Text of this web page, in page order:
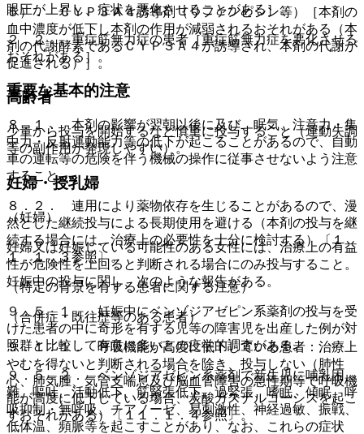
５）． ＣＹＰ３Ａ４誘導剤（リファンピシン等）［本剤の
血中濃度が低下し本剤の作用が減弱されるおそれがある（本
剤の代謝酵素であるＣＹＰ３Ａ４が誘導され、本剤の代謝が
促進される）］。
高齢者
少量から投与を開始するなど慎重に投与すること（運動失調
等の副作用が発現しやすい）。
妊婦・授乳婦
（妊婦）
妊婦又は妊娠している可能性のある女性には、治療上の有益
性が危険性を上回ると判断される場合にのみ投与すること。
妊娠中の投与に関し、次のような報告がある。
９．５．１． 妊娠中にベンゾジアゼピン系薬剤の投与を受
けた患者の中に奇形を有する児等の障害児を出産した例が対
照群と比較して有意に多いとの疫学的調査がある。
９．５．２． ベンゾジアゼピン系薬剤で新生児に哺乳困
難、嘔吐、活動低下、筋緊張低下、過緊張、嗜眠、傾眠、呼
吸抑制・無呼吸、チアノーゼ、易刺激性、神経過敏、振戦、
低体温、頻脈等を起こすことがあり、なお、これらの症状
眼圧が上昇し、症状を悪化させることがある］。
２．２． 重症筋無力症の患者［重症筋無力症を悪化させる
おそれがある］。
重要な基本的注意
８．１． 本剤の影響が翌朝以後に及び、眠気、注意力・集
中力・反射運動能力等の低下が起こることがあるので、自動
車の運転等の危険を伴う機械の操作に従事させないよう注意
すること。
８．２． 連用により薬物依存を生じることがあるので、漫
然とした継続投与による長期使用を避ける（本剤の投与を継
続する場合には、治療上の必要性を十分に検討する）〔１
１．１．３参照〕。
（特定の背景を有する患者に関する注意）
（合併症・既往歴等のある患者）
９．１．１． 呼吸機能が高度に低下している患者：治療上
やむを得ないと判断される場合を除き、投与しない（肺性
心、肺気腫、気管支喘息及び脳血管障害の急性期等で呼吸機
能が高度に低下している場合、炭酸ガスナルコーシスを起こ
すおそれがある）〔１１．１．４参照〕。